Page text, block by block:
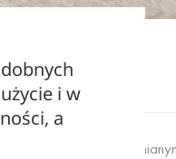
elektryczny w
i w
a